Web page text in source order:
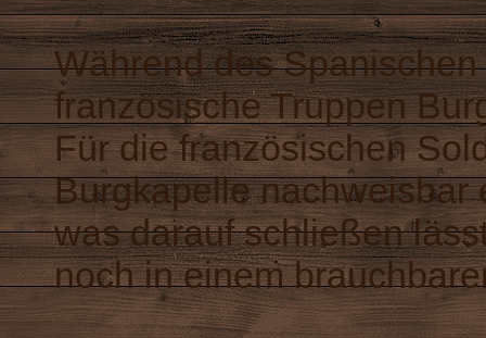
Während des
französische Truppen
Für die französischen
Burgkapelle nachweisbar
was darauf schließen
noch in einem